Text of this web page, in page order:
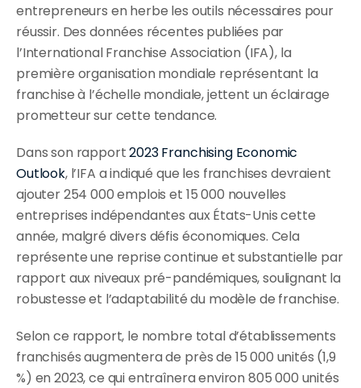
Bars à hamburgers
Microbrasseries
Cantines
Bars à sushi
Épiceries fines &
boulangeries
Pizzerias
Bars à bubble tea
Wraps et bols
entrepreneurs en herbe les outils nécessaires pour
réussir. Des données récentes publiées par
l’International Franchise Association (IFA), la
première organisation mondiale représentant la
franchise à l’échelle mondiale, jettent un éclairage
prometteur sur cette tendance.
Dans son rapport 2023 Franchising Economic
Outlook, l’IFA a indiqué que les franchises devraient
ajouter 254 000 emplois et 15 000 nouvelles
entreprises indépendantes aux États-Unis cette
année, malgré divers défis économiques. Cela
représente une reprise continue et substantielle par
rapport aux niveaux pré-pandémiques, soulignant la
robustesse et l’adaptabilité du modèle de franchise.
Selon ce rapport, le nombre total d’établissements
franchisés augmentera de près de 15 000 unités (1,9
%) en 2023, ce qui entraînera environ 805 000 unités